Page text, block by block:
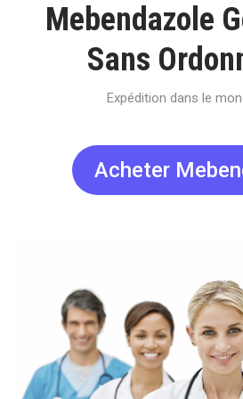
Mebendazole
Sans
Expédition dans le
Acheter